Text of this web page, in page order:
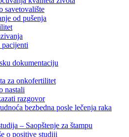
savetovalište
od pušenja
dokumentaciju
za onkofertilitet
nastali
razgovor
bezbedna posle lečenja raka
– Saopštenje za štampu
o positive studiji